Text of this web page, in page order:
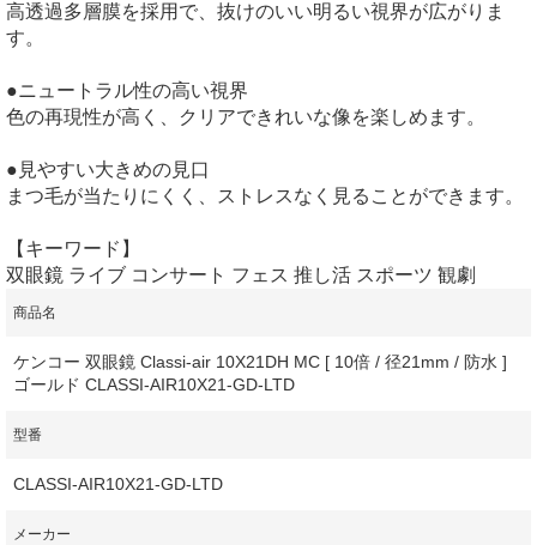
高透過多層膜を採用で、抜けのいい明るい視界が広がりま
す。
●ニュートラル性の高い視界
色の再現性が高く、クリアできれいな像を楽しめます。
●見やすい大きめの見口
まつ毛が当たりにくく、ストレスなく見ることができます。
【キーワード】
双眼鏡 ライブ コンサート フェス 推し活 スポーツ 観劇
商品名
ケンコー 双眼鏡 Classi-air 10X21DH MC [ 10倍 / 径21mm / 防水 ]
ゴールド CLASSI-AIR10X21-GD-LTD
型番
CLASSI-AIR10X21-GD-LTD
メーカー